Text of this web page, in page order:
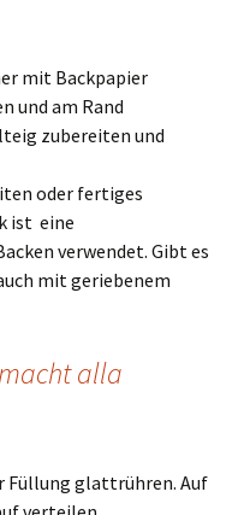
mit Backpapier
und am Rand
zubereiten und
oder fertiges
ist eine
verwendet. Gibt es
mit geriebenem
alla
Füllung glattrühren. Auf